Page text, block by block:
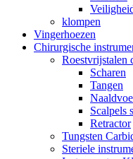
klompen
Vingerhoezen
Chirurgische
Roestvrijstalen
Scharen
Tangen
Scalpels
Retractor
Tungsten
Steriele